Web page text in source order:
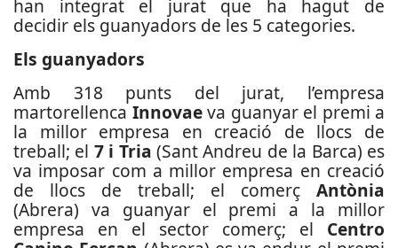
han integrat el jurat que ha hagut de
decidir els guanyadors de les 5 categories.
Els guanyadors
Amb 318 punts del jurat, l’empresa
martorellenca Innovaeva guanyar el premi a
la millor empresa en creació de llocs de
treball; el 7 i Tria (Sant Andreu de la Barca) es
va imposar com a millor empresa en creació
de llocs de treball; el comerç Antònia
(Abrera) va guanyar el premi a la millor
empresa en el sector comerç; el Centro